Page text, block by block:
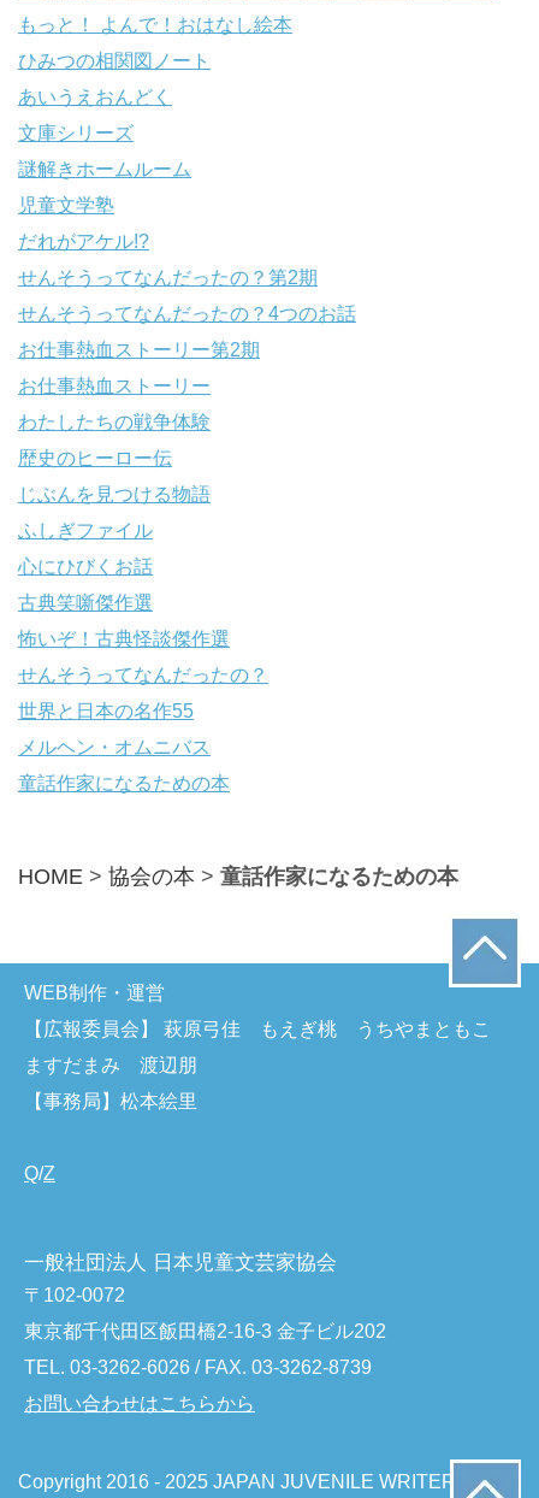
もっと！ よんで！おはなし絵本
ひみつの相関図ノート
あいうえおんどく
文庫シリーズ
謎解きホームルーム
児童文学塾
だれがアケル!?
せんそうってなんだったの？第2期
せんそうってなんだったの？4つのお話
お仕事熱血ストーリー第2期
お仕事熱血ストーリー
わたしたちの戦争体験
歴史のヒーロー伝
じぶんを見つける物語
ふしぎファイル
心にひびくお話
古典笑噺傑作選
怖いぞ！古典怪談傑作選
せんそうってなんだったの？
世界と日本の名作55
メルヘン・オムニバス
童話作家になるための本
HOME > 協会の本 > 童話作家になるための本
WEB制作・運営
【広報委員会】 萩原弓佳 もえぎ桃 うちやまともこ
ますだまみ 渡辺朋
【事務局】松本絵里
Q/Z
一般社団法人 日本児童文芸家協会
〒102-0072
東京都千代田区飯田橋2-16-3 金子ビル202
TEL. 03-3262-6026 / FAX. 03-3262-8739
お問い合わせはこちらから
Copyright 2016 - 2025 JAPAN JUVENILE WRITERS